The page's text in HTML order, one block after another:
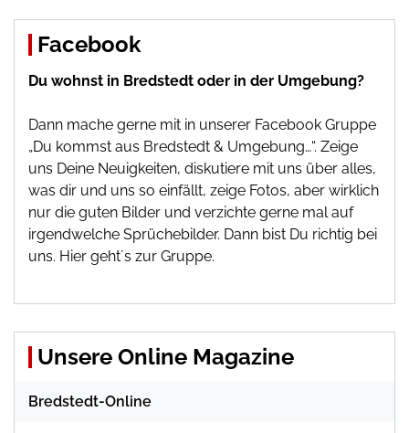
Facebook
Du wohnst in Bredstedt oder in der Umgebung?
Dann mache gerne mit in unserer Facebook Gruppe
„Du kommst aus Bredstedt & Umgebung…“. Zeige
uns Deine Neuigkeiten, diskutiere mit uns über alles,
was dir und uns so einfällt, zeige Fotos, aber wirklich
nur die guten Bilder und verzichte gerne mal auf
irgendwelche Sprüchebilder. Dann bist Du richtig bei
uns. Hier geht´s zur Gruppe.
Unsere Online Magazine
Bredstedt-Online